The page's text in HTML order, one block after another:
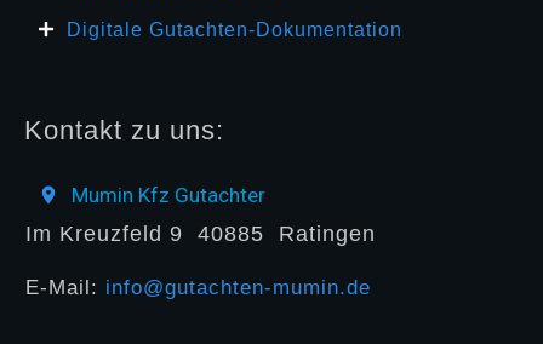
Digitale Gutachten-Dokumentation
Kontakt zu uns:
Mumin Kfz Gutachter
Im Kreuzfeld 9 40885 Ratingen
E-Mail: info@gutachten-mumin.de